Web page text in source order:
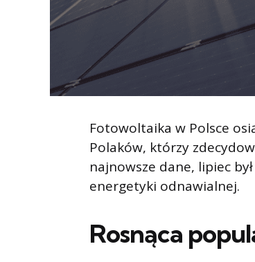
Fotowoltaika w Polsce
Polaków, którzy
najnowsze dane, lipiec
energetyki odnawialnej.
Rosnąca